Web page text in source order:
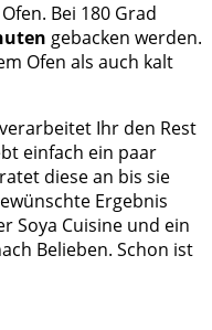
Bei 180 Grad
gebacken werden.
Ofen als auch kalt
Ihr den Rest
einfach ein paar
diese an bis sie
Ergebnis
Soya Cuisine und ein
Belieben. Schon ist